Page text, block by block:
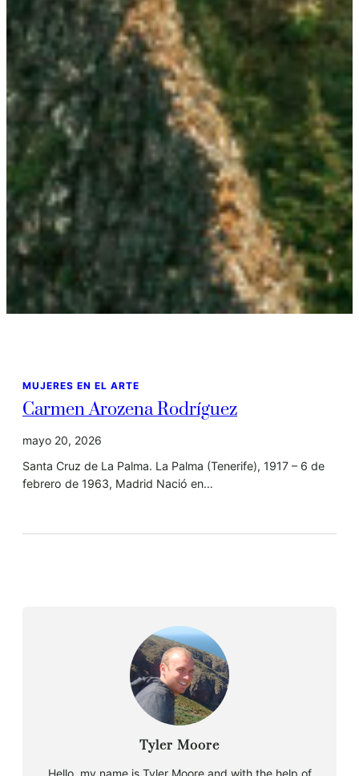
MUJERES EN EL ARTE
Carmen Arozena Rodríguez
mayo 20, 2026
Santa Cruz de La Palma. La Palma (Tenerife), 1917 – 6 de
febrero de 1963, Madrid Nació en…
Tyler Moore